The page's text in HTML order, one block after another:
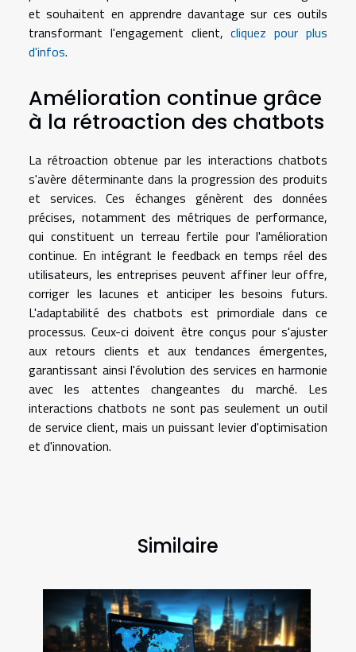
et souhaitent en apprendre davantage sur ces outils
transformant l'engagement client,cliquez pour plus
d'infos.
Amélioration continue grâce
à la rétroaction des chatbots
La rétroaction obtenue par les interactions chatbots
s'avère déterminante dans la progression des produits
et services. Ces échanges génèrent des données
précises, notamment des métriques de performance,
qui constituent un terreau fertile pour l'amélioration
continue. En intégrant le feedback en temps réel des
utilisateurs, les entreprises peuvent affiner leur offre,
corriger les lacunes et anticiper les besoins futurs.
L'adaptabilité des chatbots est primordiale dans ce
processus. Ceux-ci doivent être conçus pour s'ajuster
aux retours clients et aux tendances émergentes,
garantissant ainsi l'évolution des services en harmonie
avec les attentes changeantes du marché. Les
interactions chatbots ne sont pas seulement un outil
de service client, mais un puissant levier d'optimisation
et d'innovation.
Similaire